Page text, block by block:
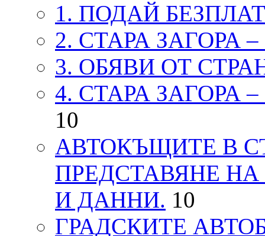
1. ПОДАЙ
2. СТАРА ЗАГОРА
3. ОБЯВИ ОТ
4. СТАРА ЗАГОРА
10
АВТОКЪЩИТЕ В
ПРЕДСТАВЯНЕ
И ДАННИ. 10
ГРАДСКИТЕ